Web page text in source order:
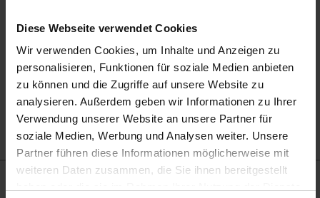
Diese Webseite verwendet Cookies
Wir verwenden Cookies, um Inhalte und Anzeigen zu
personalisieren, Funktionen für soziale Medien anbieten
zu können und die Zugriffe auf unsere Website zu
analysieren. Außerdem geben wir Informationen zu Ihrer
Verwendung unserer Website an unsere Partner für
soziale Medien, Werbung und Analysen weiter. Unsere
Partner führen diese Informationen möglicherweise mit
weiteren Daten zusammen, die Sie ihnen bereitgestellt
Garantie: 2 Jahre
Fußbodenheizung: Geeignet